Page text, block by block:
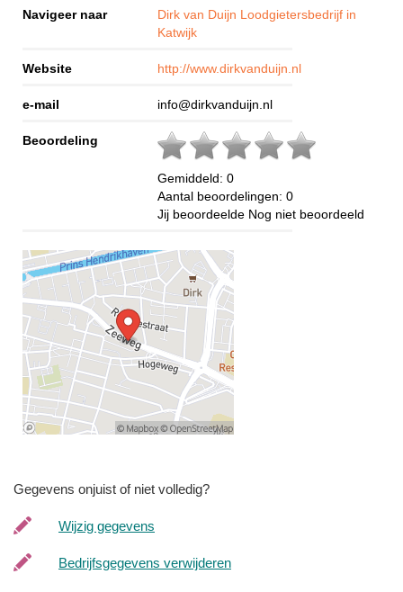
Navigeer naar
Dirk van Duijn Loodgietersbedrijf in
Katwijk
Website http://www.dirkvanduijn.nl
e-mail info@dirkvanduijn.nl
Beoordeling
Gemiddeld: 0
Aantal beoordelingen: 0
Jij beoordeelde Nog niet beoordeeld
Gegevens onjuist of niet volledig?
Wijzig gegevens
Bedrijfsgegevens verwijderen